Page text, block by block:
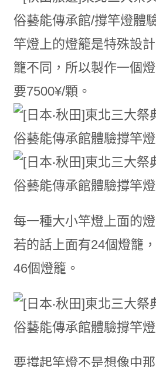
竿燈上的燈籠是特殊設
籠不同，所以製作一個
要7500¥/顆。
每一種大小竿燈上面的
若的話上面有24個燈籠
46個燈籠。
要撐起竿燈不是想像中